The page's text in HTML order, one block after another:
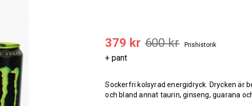
379 kr 600 kr Prishistorik
+ pant
Sockerfri kolsyrad energidryck. Drycken är
och bland annat taurin, ginseng, guarana